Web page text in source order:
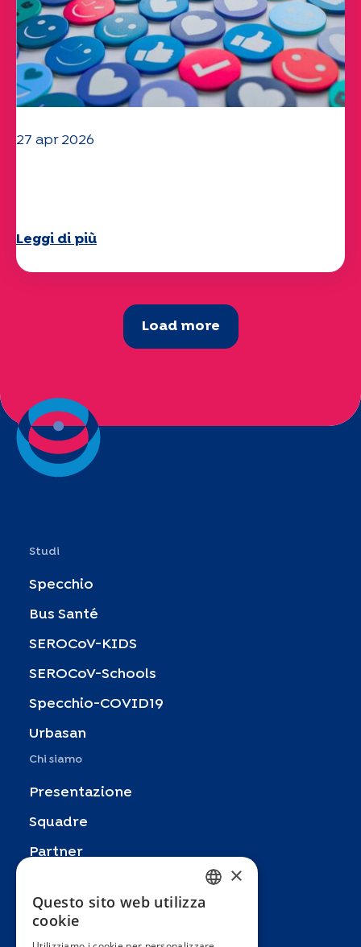
27 apr 2026
Leggi di più
Load more
Studi
Specchio
Bus Santé
SEROCoV-KIDS
SEROCoV-Schools
Specchio-COVID19
Urbasan
Chi siamo
Presentazione
Squadre
Partner
Zoom In
FAQ
FRENCH
×
Questo sito web utilizza
cookie